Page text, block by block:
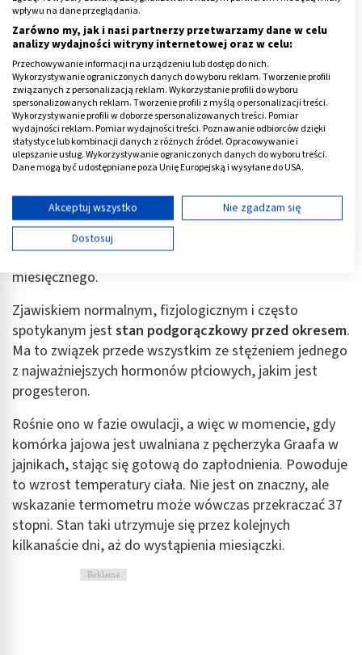
Stan podgorączkowy przed okresem
Mimo iż organizm człowieka ma precyzyjny mechanizm
termoregulacji, którego celem jest utrzymanie stałej
temperatury, ciepłota ciała może się różnić w
zależności od pory dnia (zazwyczaj jest wyższa w
drugiej jego połowie), a u kobiet – także fazy cyklu
miesięcznego.
Zjawiskiem normalnym, fizjologicznym i często
spotykanym jeststan podgorączkowy przed okresem.
Ma to związek przede wszystkim ze stężeniem jednego
z najważniejszych hormonów płciowych, jakim jest
progesteron.
Rośnie ono w fazie owulacji, a więc w momencie, gdy
komórka jajowa jest uwalniana z pęcherzyka Graafa w
jajnikach, stając się gotową do zapłodnienia. Powoduje
to wzrost temperatury ciała. Nie jest on znaczny, ale
wskazanie termometru może wówczas przekraczać 37
stopni. Stan taki utrzymuje się przez kolejnych
kilkanaście dni, aż do wystąpienia miesiączki.
Reklama
wpływu na dane przeglądania.
Zarówno my, jak i nasi partnerzy przetwarzamy dane w celu
analizy wydajności witryny internetowej oraz w celu:
Przechowywanie informacji na urządzeniu lub dostęp do nich.
Wykorzystywanie ograniczonych danych do wyboru reklam. Tworzenie profili
związanych z personalizacją reklam. Wykorzystanie profili do wyboru
spersonalizowanych reklam. Tworzenie profili z myślą o personalizacji treści.
Wykorzystywanie profili w doborze spersonalizowanych treści. Pomiar
wydajności reklam. Pomiar wydajności treści. Poznawanie odbiorców dzięki
statystyce lub kombinacji danych z różnych źródeł. Opracowywanie i
ulepszanie usług. Wykorzystywanie ograniczonych danych do wyboru treści.
Dane mogą być udostępniane poza Unię Europejską i wysyłane do USA.
Wyświetl listę partnerów (11 dostawców IAB)
Używamy Twoich danych w następujących celach:
Cele przetwarzania IAB:
Przechowywanie informacji na urządzeniu lub
dostęp do nich
Wykorzystywanie ograniczonych danych do
wyboru reklam
Tworzenie profili w celu spersonalizowanych
reklam
spersonalizowanych reklam
Tworzenie profili w celu personalizacji treści
Wykorzystywanie profili w celu doboru
spersonalizowanych treści
Pomiar efektywności reklam
Pomiar efektywności treści
Akceptuj wszystko
Nie zgadzam się
Dostosuj